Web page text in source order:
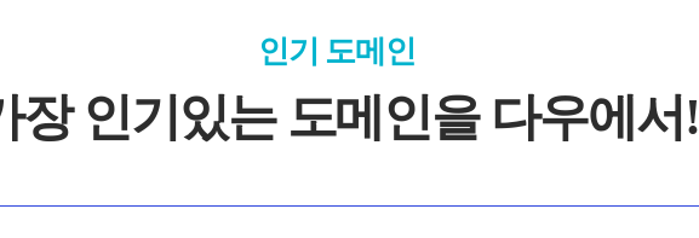
인기 도메인
장 인기있는 도메인을 다우에서!